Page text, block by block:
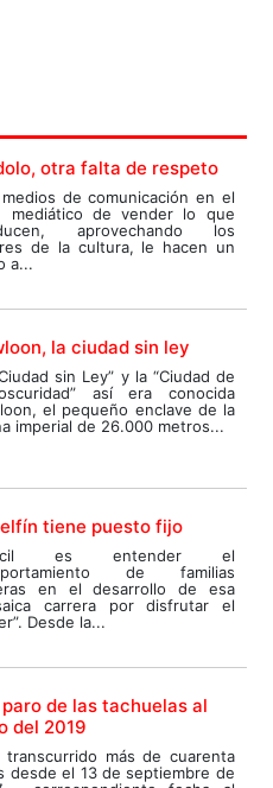
otra falta de respeto
de comunicación en el
mediático de vender lo que
aprovechando los
de la cultura, le hacen un
a...
la ciudad sin ley
sin Ley” y la “Ciudad de
así era conocida
el pequeño enclave de la
imperial de 26.000 metros...
tiene puesto fijo
es entender el
de familias
en el desarrollo de esa
carrera por disfrutar el
Desde la...
paro de las tachuelas al
del 2019
transcurrido más de cuarenta
desde el 13 de septiembre de